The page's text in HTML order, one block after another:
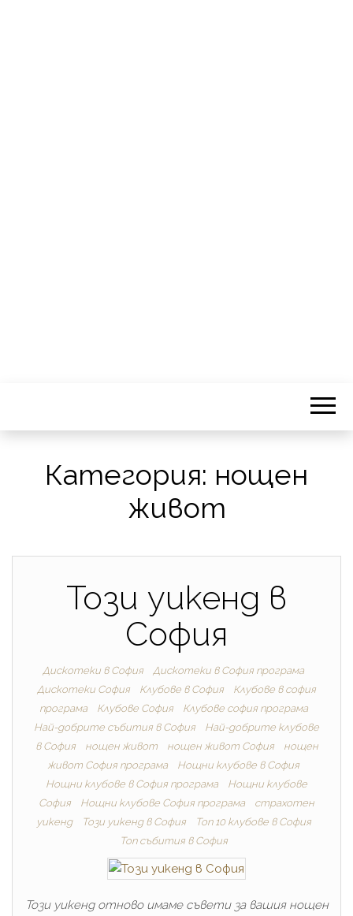
Категория: нощен
живот
Този уикенд в
София
Дискотеки в София
Дискотеки в София програма
Дискотеки София
Клубове в София
Клубове в софия
програма
Клубове София
Клубове софия програма
Най-добрите cъбития в София
Най-добрите клубове
в София
нощен живот нощен живот София
нощен
живот София програма
Нощни клубове в София
Нощни клубове в София програма
Нощни клубове
София
Нощни клубове София програма
страхотен
уикенд
Този уикенд в София
Топ 10 клубове в София
Топ събития в София
Този уикенд отново имаме съвети за вашия нощен